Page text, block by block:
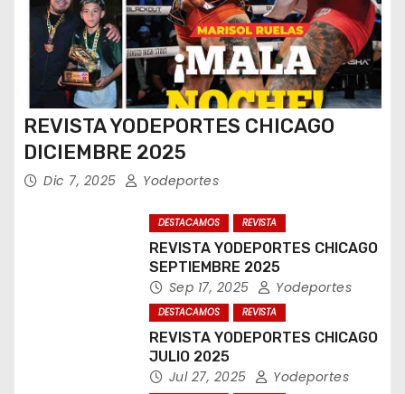
REVISTA YODEPORTES CHICAGO
DICIEMBRE 2025
Dic 7, 2025 Yodeportes
DESTACAMOS REVISTA
REVISTA YODEPORTES CHICAGO
SEPTIEMBRE 2025
Sep 17, 2025 Yodeportes
DESTACAMOS REVISTA
REVISTA YODEPORTES CHICAGO
JULIO 2025
Jul 27, 2025 Yodeportes